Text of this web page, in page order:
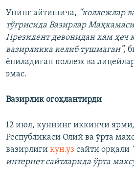
Унинг айтишича, “коллежлар
тўғрисида Вазирлар
Президент девонидан ҳам ҳеч
вазирликка келиб тушмаган”,
ёпиладиган коллеж ва
эмас.
Вазирлик огоҳлантирди
12 июл, куннинг иккинчи
Республикаси Олий ва ўрта
вазирлиги кун.уз сайти орқали
интернет сайтларида ўрта